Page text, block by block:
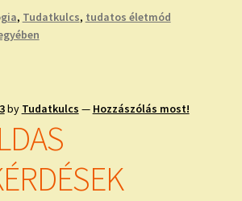
, Tudatkulcs, tudatos életmód
by Tudatkulcs — Hozzászólás most!